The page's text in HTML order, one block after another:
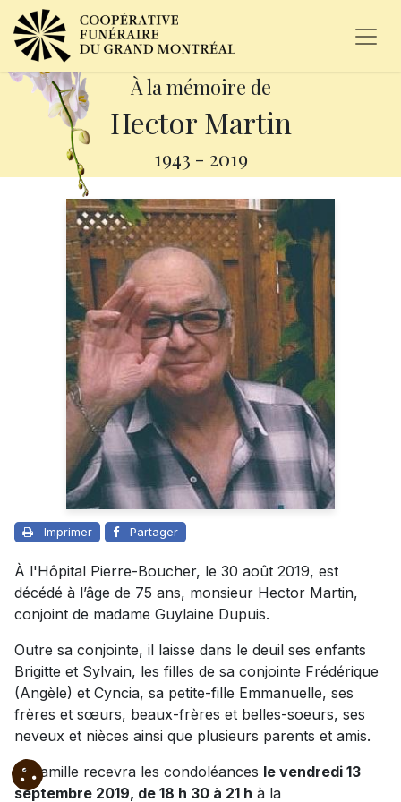
À la mémoire de
Hector Martin
1943 - 2019
Imprimer Partager
À l'Hôpital Pierre-Boucher, le 30 août 2019, est
décédé à l’âge de 75 ans, monsieur Hector Martin,
conjoint de madame Guylaine Dupuis.
Outre sa conjointe, il laisse dans le deuil ses enfants
Brigitte et Sylvain, les filles de sa conjointe Frédérique
(Angèle) et Cyncia, sa petite-fille Emmanuelle, ses
frères et sœurs, beaux-frères et belles-soeurs, ses
neveux et nièces ainsi que plusieurs parents et amis.
La famille recevra les condoléances le vendredi 13
septembre 2019, de 18 h 30 à 21 h à la